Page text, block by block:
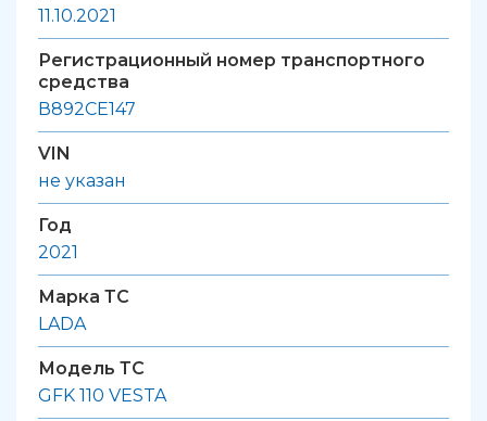
11.10.2021
Регистрационный номер транспортного
средства
В892СЕ147
VIN
не указан
Год
2021
Марка ТС
LADA
Модель ТС
GFK 110 VESTA